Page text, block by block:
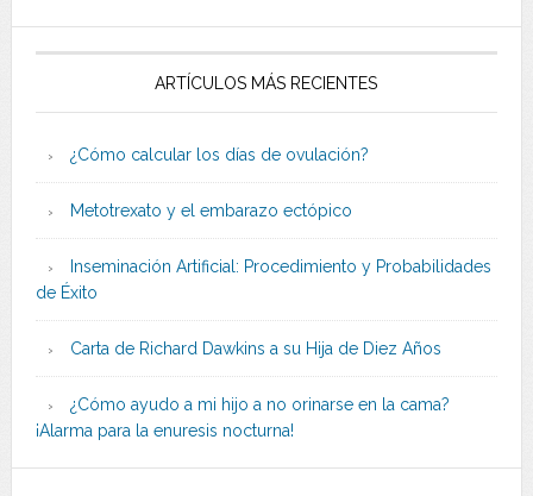
ARTÍCULOS MÁS RECIENTES
¿Cómo calcular los días de ovulación?
Metotrexato y el embarazo ectópico
Inseminación Artificial: Procedimiento y Probabilidades
de Éxito
Carta de Richard Dawkins a su Hija de Diez Años
¿Cómo ayudo a mi hijo a no orinarse en la cama?
¡Alarma para la enuresis nocturna!